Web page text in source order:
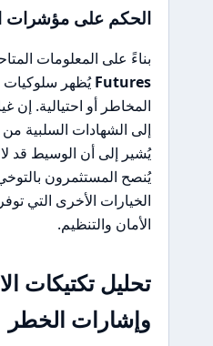
الحكم على مؤشرات
بناءً على المعلومات
Futuresيُظهر سلوكيات
المخاطر أو احتيالية. إن
إلى الشهادات السلبية من
يُشير إلى أن الوسيط قد
يُنصح المستثمرون
الخيارات الأخرى التي
الأمان والتنظيم.
تحليل تكتيكات
وإشارات الخطر